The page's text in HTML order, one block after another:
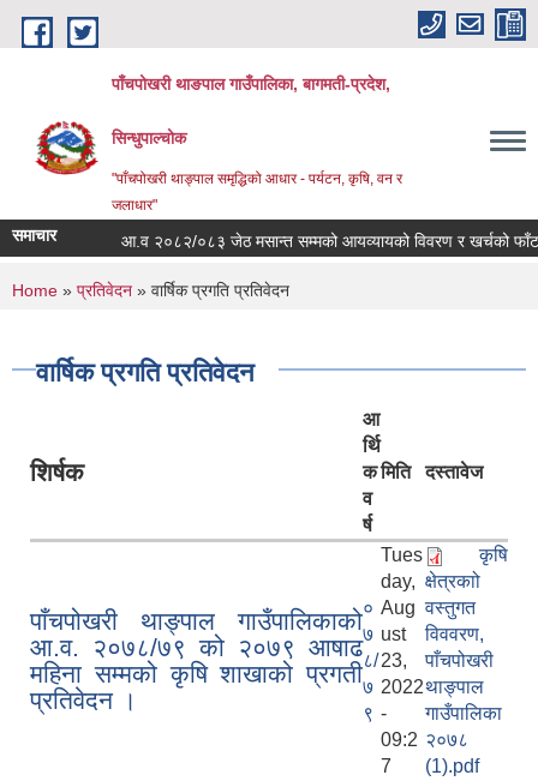
Skip to main content
पाँचपोखरी थाङपाल गाउँपालिका, बागमती-प्रदेश,
सिन्धुपाल्चोक
"पाँचपोखरी थाङ्पाल समृद्धिको आधार - पर्यटन, कृषि, वन र
जलाधार"
समाचार आ.व २०८२/०८३ जेठ मसान्त सम्मको आयव्यायको विवरण र खर्चको फाँटबारी
You are here
Home » प्रतिवेदन » वार्षिक प्रगति प्रतिवेदन
वार्षिक प्रगति प्रतिवेदन
शिर्षक
आ
र्थि
क
व
र्ष
मिति दस्तावेज
पाँचपोखरी थाङ्पाल गाउँपालिकाको
आ.व. २०७८/७९ को २०७९ आषाढ
महिना सम्मको कृषि शाखाको प्रगती
प्रतिवेदन ।
०
७
८/
७
९
Tues
day,
Aug
ust
23,
2022
-
09:2
7
कृषि
क्षेत्रकाो
वस्तुगत
विववरण,
पाँचपोखरी
थाङ्पाल
गाउँपालिका
२०७८
(1).pdf